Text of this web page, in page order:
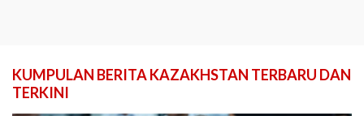
KUMPULAN BERITA KAZAKHSTAN TERBARU DAN
TERKINI